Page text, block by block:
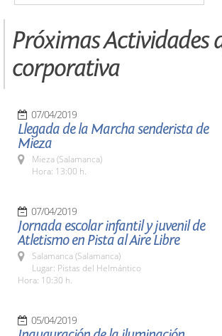
Próximas Actividades
corporativa
07/04/2019
Llegada de la Marcha senderista de
Mieza
Mieza (Salamanca)
Hora: 13:00 h.
07/04/2019
Jornada escolar infantil y juvenil de
Atletismo en Pista al Aire Libre
Salamanca (Salamanca)
Lugar: Pistas del Helmántico
Hora: 10:30 h.
05/04/2019